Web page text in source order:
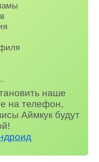
наше
на телефон,
Аймкук будут